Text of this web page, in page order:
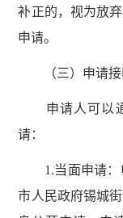
补正的，视为放
申请。
（三）申请接
申请人可以通
请：
1.当面申请：
市人民政府锡城